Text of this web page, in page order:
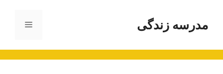
محتوامدرسه زندگی فهرست